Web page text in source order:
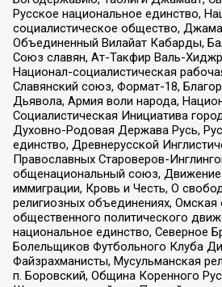
Русское национальное единство,
социалистическое общество,
Объединенный Вилайат Кабарды,
Союз славян, Ат-Такфир Валь-
Национал-социалистическая
Славянский союз, Формат-18,
Дьявола, Армия воли народа,
Социалистическая Инициатива
Духовно-Родовая Держава Русь,
единство, Древнерусской
Православных Староверов-
общенациональный союз, Движение
иммиграции, Кровь и Честь, О
религиозных объединениях, Омская
общественного политического
национальное единство, Северное
Болельщиков Футбольного Клуба
Файзрахманисты, Мусульманская
п. Боровский, Община Коренного